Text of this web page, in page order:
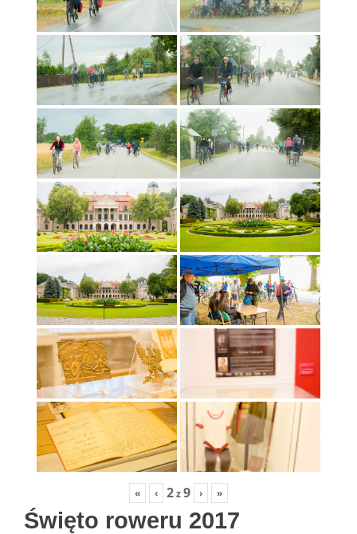
« ‹ 2z9 › »
Święto roweru 2017